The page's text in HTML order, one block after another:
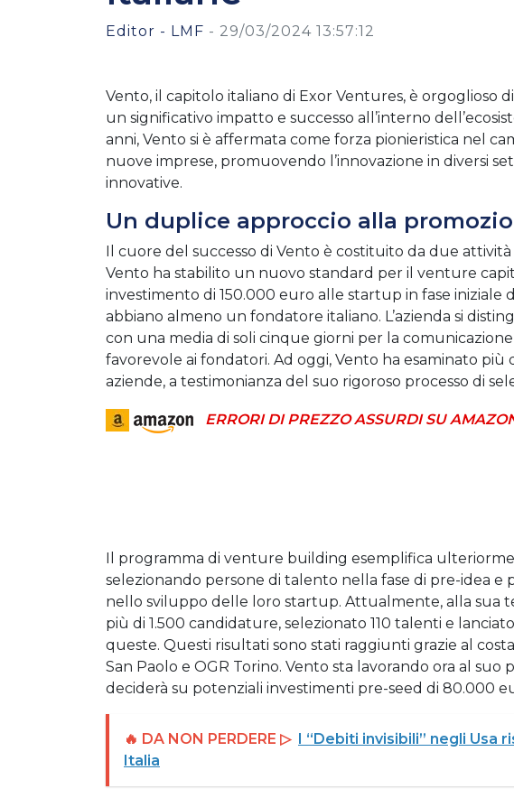
Editor - LMF - 29/03/2024 13:57:12
Vento, il capitolo italiano di Exor Ventures, è orgoglioso
un significativo impatto e successo all’interno
anni, Vento si è affermata come forza pionieristica nel
nuove imprese, promuovendo l’innovazione in diversi
innovative.
Un duplice approccio alla
Il cuore del successo di Vento è costituito da due
Vento ha stabilito un nuovo standard per il venture
investimento di 150.000 euro alle startup in fase iniziale
abbiano almeno un fondatore italiano. L’azienda si
con una media di soli cinque giorni per la
favorevole ai fondatori. Ad oggi, Vento ha esaminato più
aziende, a testimonianza del suo rigoroso processo di
ERRORI DI PREZZO ASSURDI SU
Il programma di venture building esemplifica
selezionando persone di talento nella fase di pre-idea
nello sviluppo delle loro startup. Attualmente, alla sua
più di 1.500 candidature, selezionato 110 talenti e
queste. Questi risultati sono stati raggiunti grazie al
San Paolo e OGR Torino. Vento sta lavorando ora al
deciderà su potenziali investimenti pre-seed di 80.000
🔥 DA NON PERDERE ▷ I “Debiti invisibili” negli Usa
Italia